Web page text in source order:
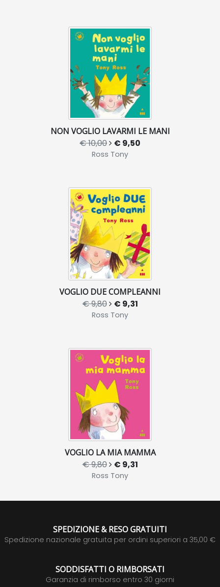
NON VOGLIO LAVARMI LE MANI
€ 10,00 € 9,50
Ross Tony
VOGLIO DUE COMPLEANNI
€ 9,80 € 9,31
Ross Tony
VOGLIO LA MIA MAMMA
€ 9,80 € 9,31
Ross Tony
SPEDIZIONE & RESO GRATUITI
Spedizione nazionale gratuita per ordini superiori a 35,00 €
SODDISFATTI O RIMBORSATI
Garanzia di rimborso entro 30 giorni